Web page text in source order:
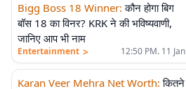
Bigg Boss 18 Winner: कौन होगा बिग
बॉस 18 का विनर? KRK ने की भविष्यवाणी,
जानिए आप भी नाम
Entertainment > 12:50 PM. 11 Jan
Karan Veer Mehra Net Worth: कितने